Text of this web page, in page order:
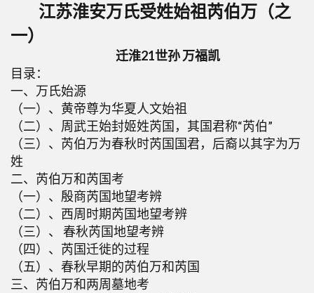
江苏淮安万氏受姓始祖芮伯万（之
一）
迁淮21世孙 万福凯
目录：
一、万氏始源
（一）、黄帝尊为华夏人文始祖
（二）、周武王始封姬姓芮国，其国君称“芮伯”
（三）、芮伯万为春秋时芮国国君，后裔以其字为万
姓
二、芮伯万和芮国考
（一）、殷商芮国地望考辨
（二）、西周时期芮国地望考辨
（三）、 春秋芮国地望考辨
（四）、芮国迁徙的过程
（五）、春秋早期的芮伯万和芮国
三、芮伯万和两周墓地考